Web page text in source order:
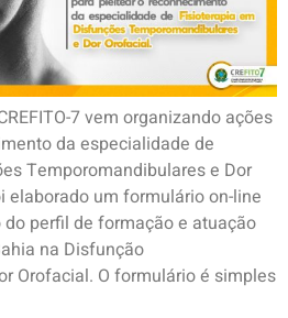
7 vem organizando ações
da especialidade de
Temporomandibulares e Dor
elaborado um formulário on-line
perfil de formação e atuação
na Disfunção
Orofacial. O formulário é simples